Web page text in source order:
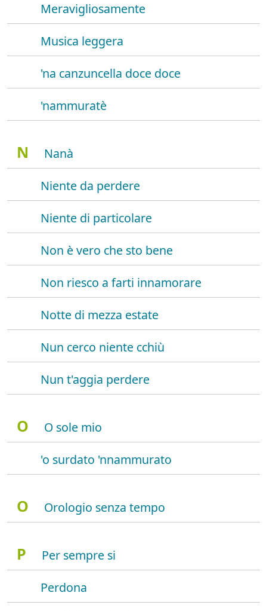
Meravigliosamente
Musica leggera
'na canzuncella doce doce
'nammuratè
N
Nanà
Niente da perdere
Niente di particolare
Non è vero che sto bene
Non riesco a farti innamorare
Notte di mezza estate
Nun cerco niente cchiù
Nun t'aggia perdere
O
O sole mio
'o surdato 'nnammurato
O Orologio senza tempo
P
Per sempre si
Perdona